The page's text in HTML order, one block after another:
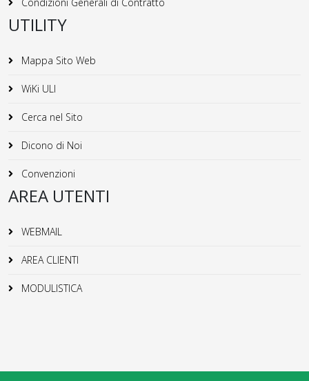
UTILITY
Mappa Sito Web
WiKi ULI
Cerca nel Sito
Dicono di Noi
Convenzioni
AREA UTENTI
WEBMAIL
AREA CLIENTI
MODULISTICA